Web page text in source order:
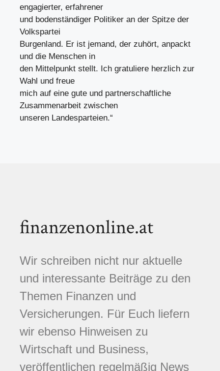
engagierter, erfahrener
und bodenständiger Politiker an der Spitze der
Volkspartei
Burgenland. Er ist jemand, der zuhört, anpackt
und die Menschen in
den Mittelpunkt stellt. Ich gratuliere herzlich zur
Wahl und freue
mich auf eine gute und partnerschaftliche
Zusammenarbeit zwischen
unseren Landesparteien.“
finanzenonline.at
Wir schreiben nicht nur aktuelle
und interessante Beiträge zu den
Themen Finanzen und
Versicherungen. Für Euch liefern
wir ebenso Hinweisen zu
Wirtschaft und Business,
veröffentlichen regelmäßig News